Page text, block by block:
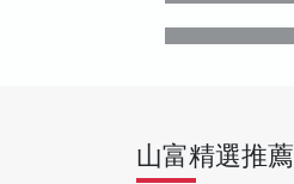
山富精選推薦